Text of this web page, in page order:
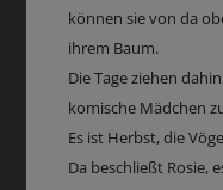
können sie von da
ihrem Baum.
Die Tage ziehen
komische Mädchen
Es ist Herbst, die
Da beschließt Rosie,